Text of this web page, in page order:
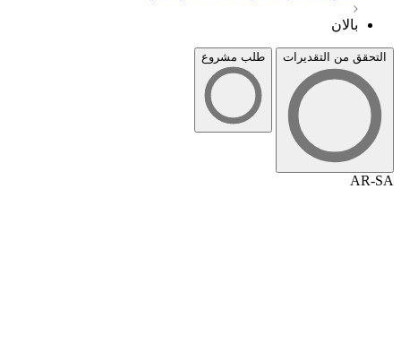
بالان
التحقق من التقديرات طلب مشروع
AR-SA